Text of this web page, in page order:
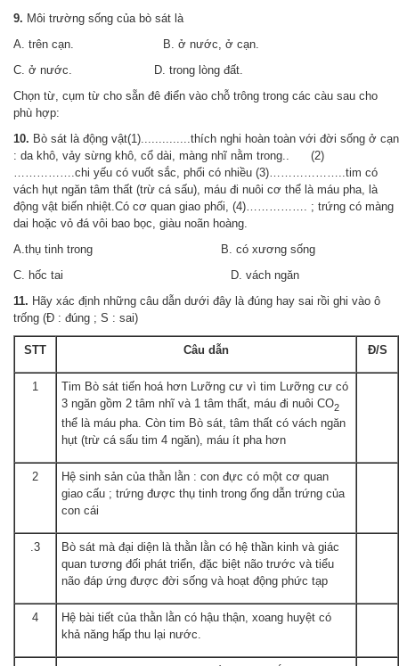
9. Môi trường sống của bò sát là
A. trên cạn. B. ở nước, ở cạn.
C. ở nước. D. trong lòng đất.
Chọn từ, cụm từ cho sẵn đê điển vào chỗ trông trong các càu sau cho
phù hợp:
10. Bò sát là động vật(1)..............thích nghi hoàn toàn với đời sống ở cạn
: da khô, vảy sừng khô, cổ dài, màng nhĩ nằm trong.. (2)
…………….chi yếu có vuốt sắc, phổi có nhiều (3)………………..tim có
vách hụt ngăn tâm thất (trừ cá sấu), máu đi nuôi cơ thể là máu pha, là
động vật biến nhiệt.Có cơ quan giao phối, (4)……………. ; trứng có màng
dai hoặc vỏ đá vôi bao bọc, giàu noãn hoàng.
A.thụ tinh trong B. có xương sống
C. hốc tai D. vách ngăn
11. Hãy xác định những câu dẫn dưới đây là đúng hay sai rồi ghi vào ô
trống (Đ : đúng ; S : sai)
STT Câu dẫn Đ/S
1
Tim Bò sát tiến hoá hơn Lưỡng cư vì tim Lưỡng cư có
3 ngăn gồm 2 tâm nhĩ và 1 tâm thất, máu đi nuôi CO2
thể là máu pha. Còn tim Bò sát, tâm thất có vách ngăn
hụt (trừ cá sấu tim 4 ngăn), máu ít pha hơn
2
Hệ sinh sản của thằn lằn : con đực có một cơ quan
giao cấu ; trứng được thụ tinh trong ống dẫn trứng của
con cái
.3
Bò sát mà đại diện là thằn lằn có hệ thần kinh và giác
quan tương đối phát triển, đặc biệt não trước và tiểu
não đáp ứng được đời sống và hoạt động phức tạp
4
Hệ bài tiết của thằn lằn có hậu thận, xoang huyệt có
khả năng hấp thu lại nước.